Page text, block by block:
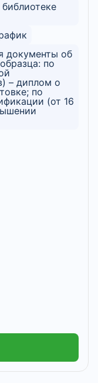
документы об
по
– диплом о
по
(от 16